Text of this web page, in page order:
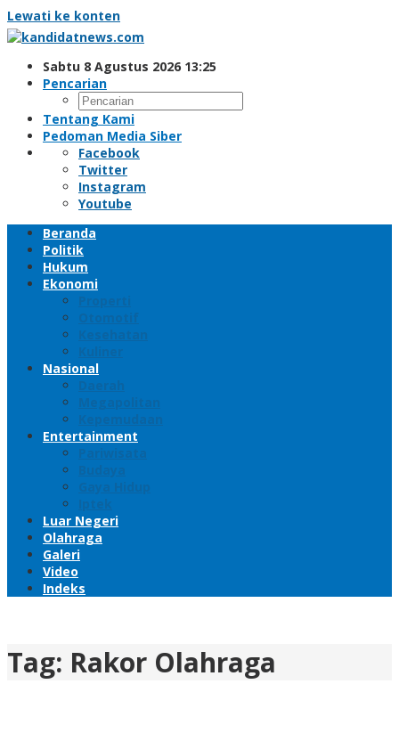
Lewati ke konten
Sabtu 8 Agustus 2026 13:25
Pencarian
Tentang Kami
Pedoman Media Siber
Facebook
Twitter
Instagram
Youtube
Beranda
Politik
Hukum
Ekonomi
Properti
Otomotif
Kesehatan
Kuliner
Nasional
Daerah
Megapolitan
Kepemudaan
Entertainment
Pariwisata
Budaya
Gaya Hidup
Iptek
Luar Negeri
Olahraga
Galeri
Video
Indeks
Tag: Rakor Olahraga